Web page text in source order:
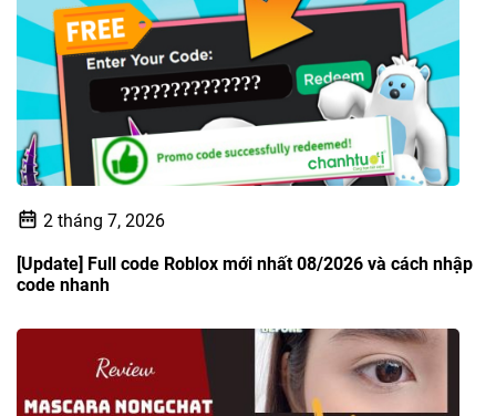
2 tháng 7, 2026
[Update] Full code Roblox mới nhất 08/2026 và cách nhập
code nhanh